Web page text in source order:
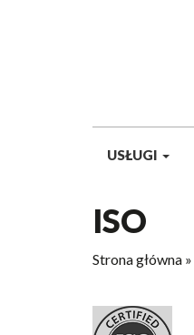
USŁUGI
ISO
Strona główna »